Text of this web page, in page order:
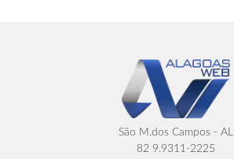
São M.dos Campos - AL
82 9.9311-2225